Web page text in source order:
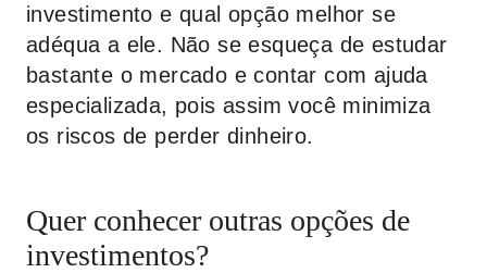
investimento e qual opção melhor se
adéqua a ele. Não se esqueça de estudar
bastante o mercado e contar com ajuda
especializada, pois assim você minimiza
os riscos de perder dinheiro.
Quer conhecer outras opções de
investimentos?